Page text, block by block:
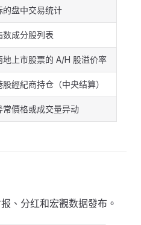
的盘中交易统计
数成分股列表
地上市股票的 A/H 股溢价率
股經紀商持仓（中央结算）
常價格或成交量异动
、分红和宏觀数据發布。